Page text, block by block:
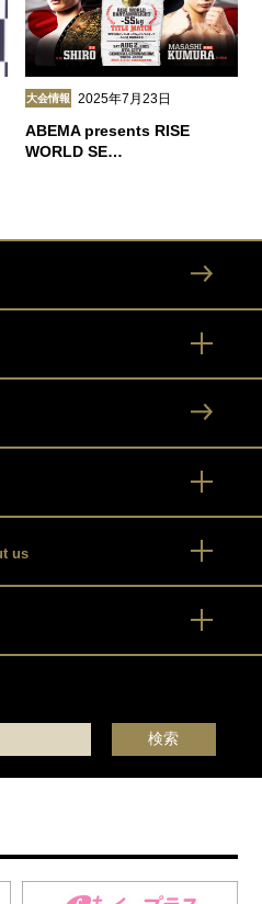
大会情報 2025年7月23日
ABEMA presents RISE
WORLD SE…
us